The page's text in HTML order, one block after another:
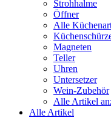
Strohhalme
Öffner
Alle
Magneten
Teller
Uhren
Untersetzer
Wein-Zubehör
Alle Artikel
Alle Artikel